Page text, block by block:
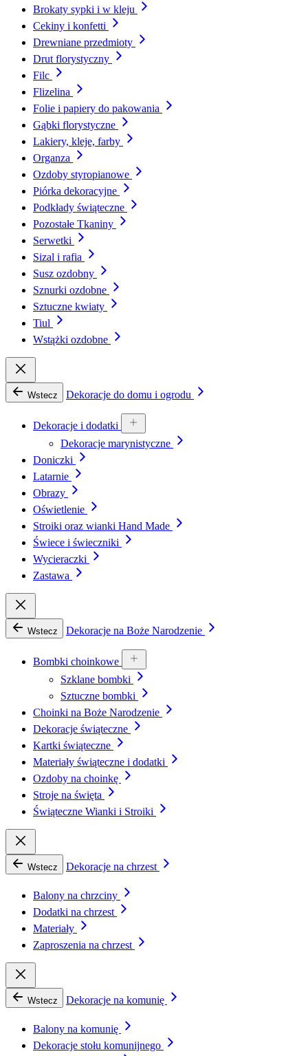
Brokaty sypki i w kleju
Cekiny i konfetti
Drewniane przedmioty
Drut florystyczny
Filc
Flizelina
Folie i papiery do pakowania
Gąbki florystyczne
Lakiery, kleje, farby
Organza
Ozdoby styropianowe
Piórka dekoracyjne
Podkłady świąteczne
Pozostałe Tkaniny
Serwetki
Sizal i rafia
Susz ozdobny
Sznurki ozdobne
Sztuczne kwiaty
Tiul
Wstążki ozdobne
Wstecz Dekoracje do domu i ogrodu
Dekoracje i dodatki
Dekoracje marynistyczne
Doniczki
Latarnie
Obrazy
Oświetlenie
Stroiki oraz wianki Hand Made
Świece i świeczniki
Wycieraczki
Zastawa
Wstecz Dekoracje na Boże Narodzenie
Bombki choinkowe
Szklane bombki
Sztuczne bombki
Choinki na Boże Narodzenie
Dekoracje świąteczne
Kartki świąteczne
Materiały świąteczne i dodatki
Ozdoby na choinkę
Stroje na święta
Świąteczne Wianki i Stroiki
Wstecz Dekoracje na chrzest
Balony na chrzciny
Dodatki na chrzest
Materiały
Zaproszenia na chrzest
Wstecz Dekoracje na komunię
Balony na komunię
Dekoracje stołu komunijnego